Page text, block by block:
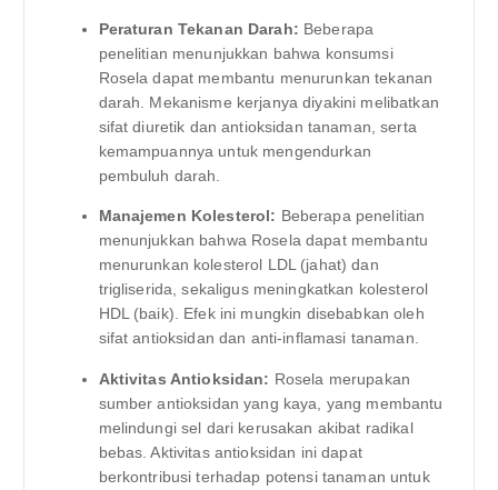
Peraturan Tekanan Darah: Beberapa
penelitian menunjukkan bahwa konsumsi
Rosela dapat membantu menurunkan tekanan
darah. Mekanisme kerjanya diyakini melibatkan
sifat diuretik dan antioksidan tanaman, serta
kemampuannya untuk mengendurkan
pembuluh darah.
Manajemen Kolesterol: Beberapa penelitian
menunjukkan bahwa Rosela dapat membantu
menurunkan kolesterol LDL (jahat) dan
trigliserida, sekaligus meningkatkan kolesterol
HDL (baik). Efek ini mungkin disebabkan oleh
sifat antioksidan dan anti-inflamasi tanaman.
Aktivitas Antioksidan: Rosela merupakan
sumber antioksidan yang kaya, yang membantu
melindungi sel dari kerusakan akibat radikal
bebas. Aktivitas antioksidan ini dapat
berkontribusi terhadap potensi tanaman untuk